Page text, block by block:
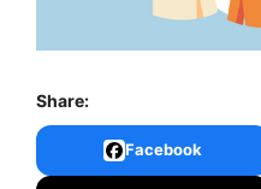
Share:
Facebook